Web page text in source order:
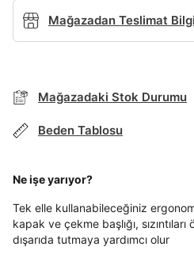
Banka Kart
İşbankası Maximum
Mağazadan Teslimat
Mağazadaki Stok Durumu
Beden Tablosu
Ne işe yarıyor?
Tek elle kullanabileceğiniz
kapak ve çekme başlığı,
dışarıda tutmaya yardımcı olur
Mağazada Bul
BEDEN
Stok
Term
Siparişinizin durumu
aşağıdaki
Telefon Numarası*
E-posta Adresi*
En az 8 karakter
Bir rakam
sn
sn